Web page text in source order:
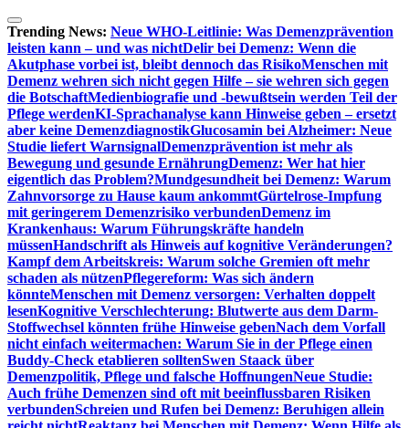
Zum
Inhalt
springen
Trending News: Neue WHO-Leitlinie: Was Demenzprävention
leisten kann – und was nichtDelir bei Demenz: Wenn die
Akutphase vorbei ist, bleibt dennoch das RisikoMenschen mit
Demenz wehren sich nicht gegen Hilfe – sie wehren sich gegen
die BotschaftMedienbiografie und -bewußtsein werden Teil der
Pflege werdenKI-Sprachanalyse kann Hinweise geben – ersetzt
aber keine DemenzdiagnostikGlucosamin bei Alzheimer: Neue
Studie liefert WarnsignalDemenzprävention ist mehr als
Bewegung und gesunde ErnährungDemenz: Wer hat hier
eigentlich das Problem?Mundgesundheit bei Demenz: Warum
Zahnvorsorge zu Hause kaum ankommtGürtelrose-Impfung
mit geringerem Demenzrisiko verbundenDemenz im
Krankenhaus: Warum Führungskräfte handeln
müssenHandschrift als Hinweis auf kognitive Veränderungen?
Kampf dem Arbeitskreis: Warum solche Gremien oft mehr
schaden als nützenPflegereform: Was sich ändern
könnteMenschen mit Demenz versorgen: Verhalten doppelt
lesenKognitive Verschlechterung: Blutwerte aus dem Darm-
Stoffwechsel könnten frühe Hinweise gebenNach dem Vorfall
nicht einfach weitermachen: Warum Sie in der Pflege einen
Buddy-Check etablieren solltenSwen Staack über
Demenzpolitik, Pflege und falsche HoffnungenNeue Studie:
Auch frühe Demenzen sind oft mit beeinflussbaren Risiken
verbundenSchreien und Rufen bei Demenz: Beruhigen allein